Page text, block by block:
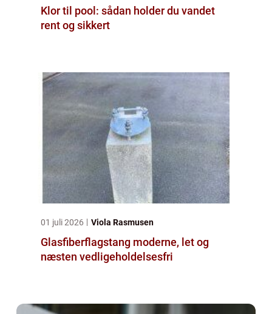
Klor til pool: sådan holder du vandet
rent og sikkert
01 juli 2026 Viola Rasmusen
Glasfiberflagstang moderne, let og
næsten vedligeholdelsesfri